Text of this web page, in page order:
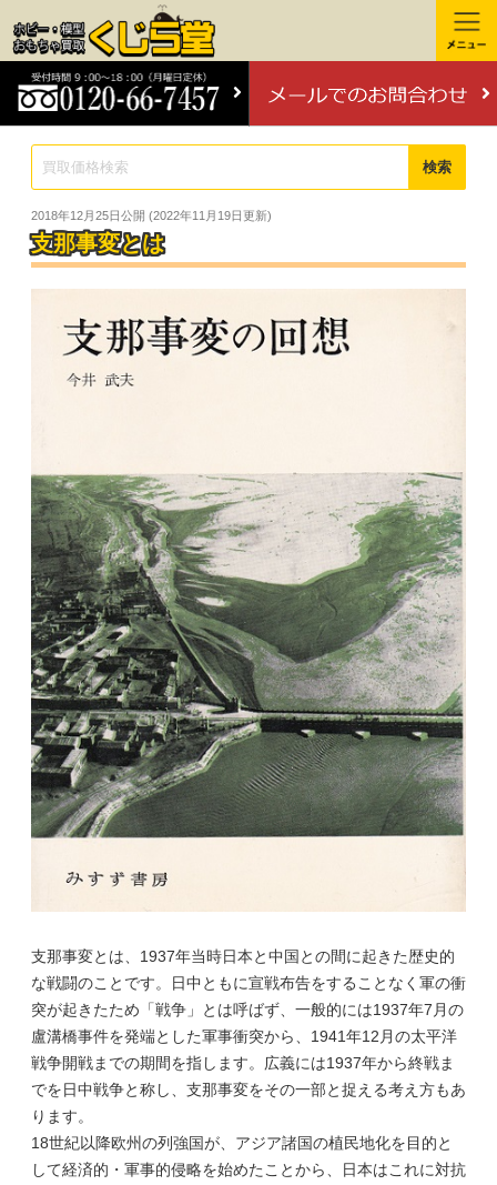
検索
2018年12月25日公開 (2022年11月19日 更新)
支那事変とは
支那事変とは、1937年当時日本と中国との間に起きた歴史的
な戦闘のことです。日中ともに宣戦布告をすることなく軍の衝
突が起きたため「戦争」とは呼ばず、一般的には1937年7月の
盧溝橋事件を発端とした軍事衝突から、1941年12月の太平洋
戦争開戦までの期間を指します。広義には1937年から終戦ま
でを日中戦争と称し、支那事変をその一部と捉える考え方もあ
ります。
18世紀以降欧州の列強国が、アジア諸国の植民地化を目的と
して経済的・軍事的侵略を始めたことから、日本はこれに対抗